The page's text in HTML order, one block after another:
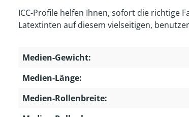
ICC-Profile helfen Ihnen, sofort die richtige
Latextinten auf diesem vielseitigen,
Medien-Gewicht:
Medien-Länge:
Medien-Rollenbreite: